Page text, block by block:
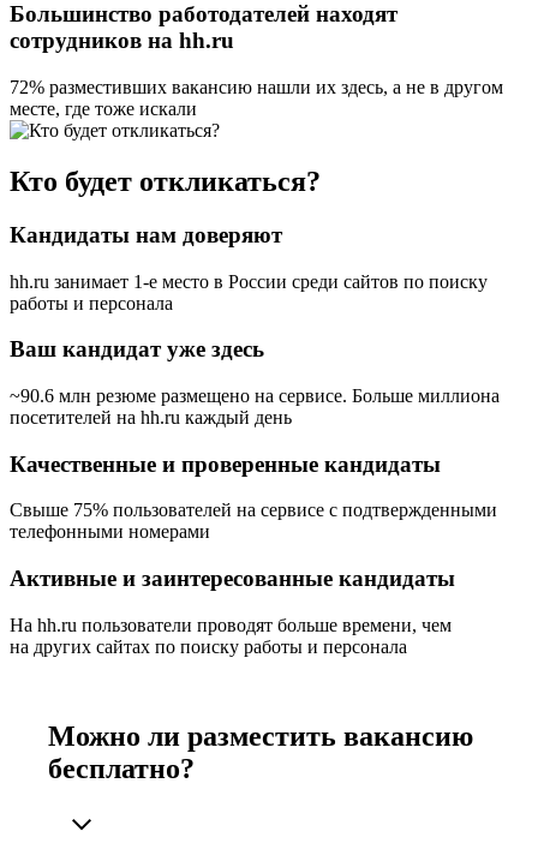
Большинство работодателей находят
сотрудников на hh.ru
72% разместивших вакансию нашли их здесь, а не в другом
месте, где тоже искали
Кто будет откликаться?
Кандидаты нам доверяют
hh.ru занимает 1-е место в России среди сайтов по поиску
работы и персонала
Ваш кандидат уже здесь
~90.6 млн резюме размещено на сервисе. Больше миллиона
посетителей на hh.ru каждый день
Качественные и проверенные кандидаты
Свыше 75% пользователей на сервисе с подтвержденными
телефонными номерами
Активные и заинтересованные кандидаты
На hh.ru пользователи проводят больше времени, чем
на других сайтах по поиску работы и персонала
Можно ли разместить вакансию
бесплатно?